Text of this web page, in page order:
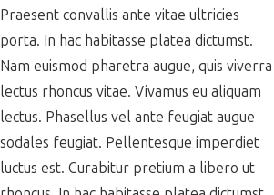
Praesent convallis ante vitae ultricies
porta. In hac habitasse platea dictumst.
Nam euismod pharetra augue, quis viverra
lectus rhoncus vitae. Vivamus eu aliquam
lectus. Phasellus vel ante feugiat augue
sodales feugiat. Pellentesque imperdiet
luctus est. Curabitur pretium a libero ut